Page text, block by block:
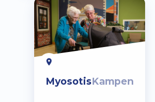
MyosotisKampen